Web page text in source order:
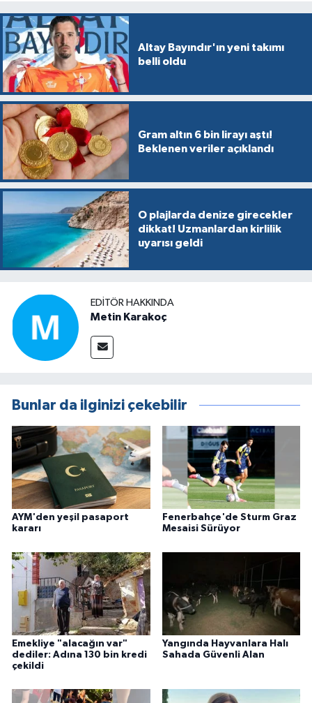
Altay Bayındır'ın yeni takımı
belli oldu
Gram altın 6 bin lirayı aştı!
Beklenen veriler açıklandı
O plajlarda denize girecekler
dikkat! Uzmanlardan kirlilik
uyarısı geldi
EDITÖR HAKKINDA
Metin Karakoç
Bunlar da ilginizi çekebilir
AYM'den yeşil pasaport
kararı
Fenerbahçe'de Sturm Graz
Mesaisi Sürüyor
Emekliye "alacağın var"
dediler: Adına 130 bin kredi
çekildi
Yangında Hayvanlara Halı
Sahada Güvenli Alan